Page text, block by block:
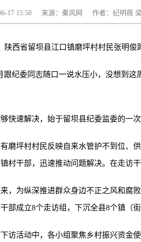
06-17 15:58 来源：秦风网 作者：纪明薇
陕西省留坝县江口镇磨坪村村民张明俊
跟纪委同志随口一说水压小，没想到
快速解决，始于留坝县纪委监委的一次
磨坪村村民反映自来水管护不到位、
村干部，迅速推动问题解决。在走访
，为纵深推进群众身边不正之风和腐
部成立8个走访组，下沉全县8个镇（
访活动中，各小组聚焦乡村振兴资金